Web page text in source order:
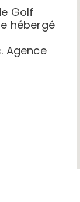
Golf
hébergé
Agence